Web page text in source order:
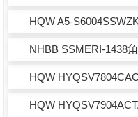
HQW A5-
NHBB SSMERI-1438
HQW
HQW